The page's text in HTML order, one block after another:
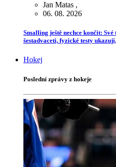
Jan Matas ,
06. 08. 2026
Smalling ještě nechce končit: Své
šestadvaceti, fyzické testy
Hokej
Poslední zprávy z hokeje